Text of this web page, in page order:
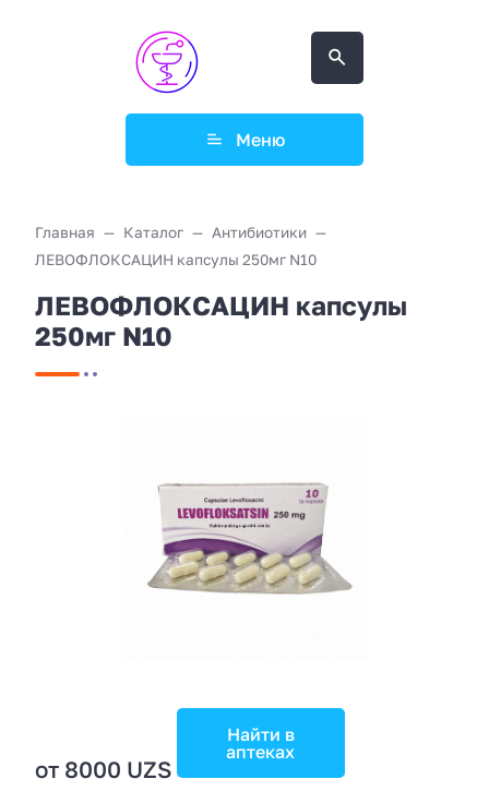
Меню
Главная Каталог
Антибиотики
ЛЕВОФЛОКСАЦИН капсулы 250мг N10
ЛЕВОФЛОКСАЦИН капсулы
250мг N10
от 8000 UZS
Найти в
аптеках